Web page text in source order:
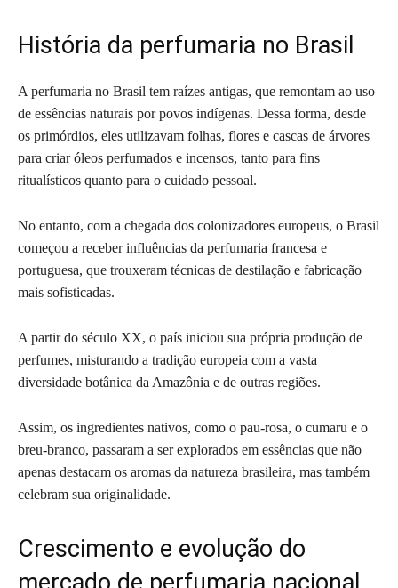
História da perfumaria no Brasil
A perfumaria no Brasil tem raízes antigas, que remontam ao uso
de essências naturais por povos indígenas. Dessa forma, desde
os primórdios, eles utilizavam folhas, flores e cascas de árvores
para criar óleos perfumados e incensos, tanto para fins
ritualísticos quanto para o cuidado pessoal.
No entanto, com a chegada dos colonizadores europeus, o Brasil
começou a receber influências da perfumaria francesa e
portuguesa, que trouxeram técnicas de destilação e fabricação
mais sofisticadas.
A partir do século XX, o país iniciou sua própria produção de
perfumes, misturando a tradição europeia com a vasta
diversidade botânica da Amazônia e de outras regiões.
Assim, os ingredientes nativos, como o pau-rosa, o cumaru e o
breu-branco, passaram a ser explorados em essências que não
apenas destacam os aromas da natureza brasileira, mas também
celebram sua originalidade.
Crescimento e evolução do